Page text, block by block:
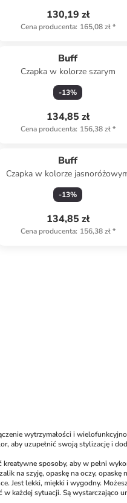
130,19 zł
Cena producenta: 165,08 zł*
Buff
Czapka w kolorze szarym
-13%
134,85 zł
Cena producenta: 156,38 zł*
Buff
Czapka w kolorze
-13%
134,85 zł
Cena producenta: 156,38 zł*
wytrzymałości i
aby uzupełnić swoją stylizację i
sposoby, aby w pełni
na szyję, opaskę na oczy,
Jest lekki, miękki i wygodny.
każdej sytuacji. Są wystarczająco